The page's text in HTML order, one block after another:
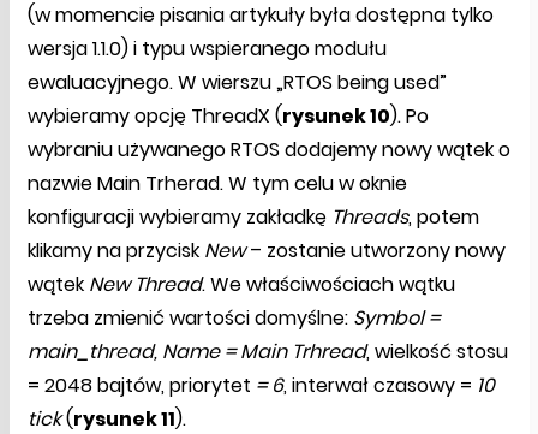
(w momencie pisania artykuły była dostępna tylko
wersja 1.1.0) i typu wspieranego modułu
ewaluacyjnego. W wierszu „RTOS being used”
wybieramy opcję ThreadX (rysunek 10). Po
wybraniu używanego RTOS dodajemy nowy wątek o
nazwie Main Trherad. W tym celu w oknie
konfiguracji wybieramy zakładkę Threads, potem
klikamy na przycisk New– zostanie utworzony nowy
wątek New Thread. We właściwościach wątku
trzeba zmienić wartości domyślne: Symbol =
main_thread, Name = Main Trhread, wielkość stosu
= 2048 bajtów, priorytet = 6, interwał czasowy = 10
tick(rysunek 11).